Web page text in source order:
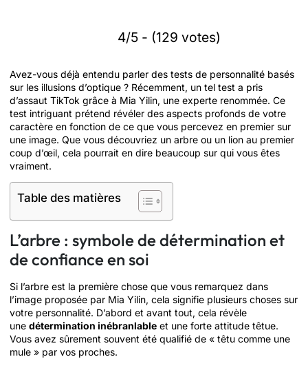
4/5 - (129 votes)
Avez-vous déjà entendu parler des tests de personnalité basés
sur les illusions d’optique ? Récemment, un tel test a pris
d’assaut TikTok grâce à Mia Yilin, une experte renommée. Ce
test intriguant prétend révéler des aspects profonds de votre
caractère en fonction de ce que vous percevez en premier sur
une image. Que vous découvriez un arbre ou un lion au premier
coup d’œil, cela pourrait en dire beaucoup sur qui vous êtes
vraiment.
Table des matières
L’arbre : symbole de détermination et
de confiance en soi
Si l’arbre est la première chose que vous remarquez dans
l’image proposée par Mia Yilin, cela signifie plusieurs choses sur
votre personnalité. D’abord et avant tout, cela révèle
une détermination inébranlable et une forte attitude têtue.
Vous avez sûrement souvent été qualifié de « têtu comme une
mule » par vos proches.